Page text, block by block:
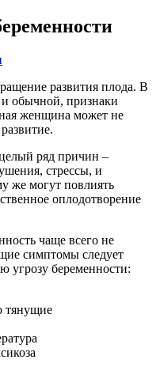
развития плода. В
обычной, признаки
женщина может не
ряд причин –
стрессы, и
же могут повлиять
оплодотворение
чаще всего не
симптомы следует
угрозу беременности:
тянущие